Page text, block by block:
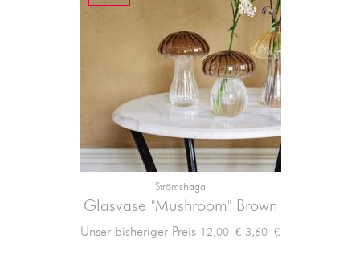
Strömshaga
Glasvase "Mushroom" Brown
Unser bisheriger Preis Verkaufspreis
12,00 € Preis
3,60 €